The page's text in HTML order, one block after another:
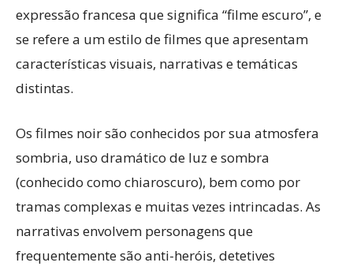
expressão francesa que significa “filme escuro”, e
se refere a um estilo de filmes que apresentam
características visuais, narrativas e temáticas
distintas.
Os filmes noir são conhecidos por sua atmosfera
sombria, uso dramático de luz e sombra
(conhecido como chiaroscuro), bem como por
tramas complexas e muitas vezes intrincadas. As
narrativas envolvem personagens que
frequentemente são anti-heróis, detetives